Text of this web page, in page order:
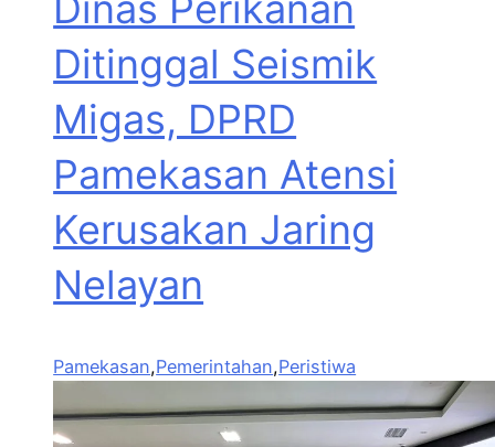
Ditinggal Seismik
Migas, DPRD
Pamekasan Atensi
Kerusakan Jaring
Nelayan
Pamekasan,Pemerintahan,Peristiwa